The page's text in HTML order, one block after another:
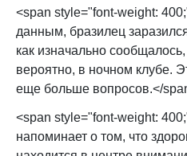
<span style="font-weight:
данным, бразилец
как изначально
вероятно, в ночном клубе.
еще больше вопросов.</
<span style="font-weight:
напоминает о том, что